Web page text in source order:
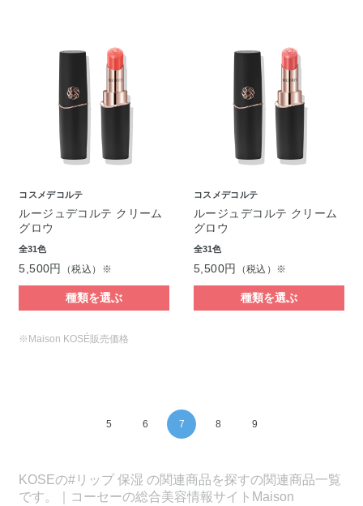
コスメデコルテ
ルージュデコルテ クリーム
グロウ
全31色
5,500円 （税込）※
種類を選ぶ
コスメデコルテ
ルージュデコルテ クリーム
グロウ
全31色
5,500円 （税込）※
種類を選ぶ
※Maison KOSÉ販売価格
5 6 7 8 9
KOSEの#リップ 保湿 の関連商品を探すの関連商品一覧
です。｜コーセーの総合美容情報サイトMaison